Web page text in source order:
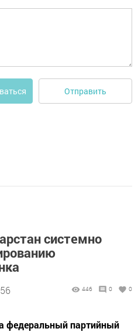
Отправить
системно
446 0 0
федеральный партийный